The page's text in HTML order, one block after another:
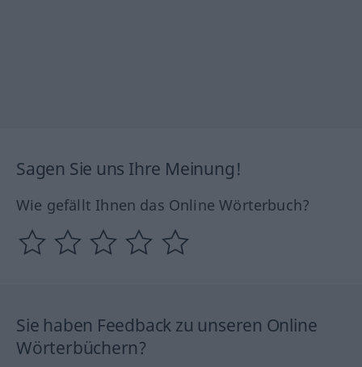
Sagen Sie uns Ihre Meinung!
Wie gefällt Ihnen das Online Wörterbuch?
Sie haben Feedback zu unseren Online
Wörterbüchern?